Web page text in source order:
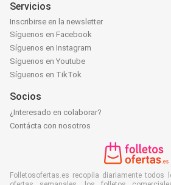
Servicios
Inscribirse en la newsletter
Síguenos en Facebook
Síguenos en Instagram
Síguenos en Youtube
Síguenos en TikTok
Socios
¿Interesado en colaborar?
Contácta con nosotros
Folletosofertas.es recopila diariamente